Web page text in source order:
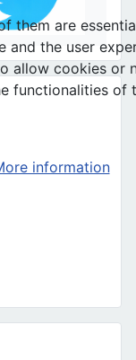
them are
the user
allow cookies or
functionalities of
information